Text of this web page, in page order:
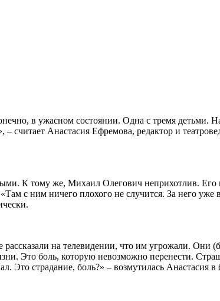
в ужасном состоянии. Одна с тремя детьми.
считает Анастасия Ефремова, редактор и
К тому же, Михаил Олегович неприхотлив.
с ним ничего плохого не случится. За него
на телевидении, что им угрожали. Они
Это боль, которую невозможно перенести.
страдание, боль?» – возмутилась Анастасия в